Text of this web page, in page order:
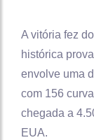
A vitória fez
histórica
envolve uma
com 156
chegada a
EUA.